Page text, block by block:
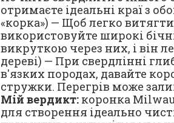
отримаєте ідеальні краї з
«корка») — Щоб легко
використовуйте широкі
викруткою через них, і він
дереві) — При свердлінні
в'язких породах, давайте
стружки. Перегрів може
Мій вердикт: коронка
для створення ідеально